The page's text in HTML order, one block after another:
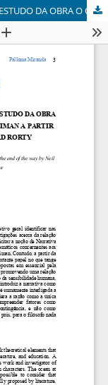
FILOSOFIA, LITERATURA E EDUCAÇÃO: UM ESTUDO DA OBRA O OCEANO NO FIM DO CAMINHO DE NEIL GAIMAN A PARTIR DA NOÇÃO DE NARRATIVA DE RICHARD RORTY